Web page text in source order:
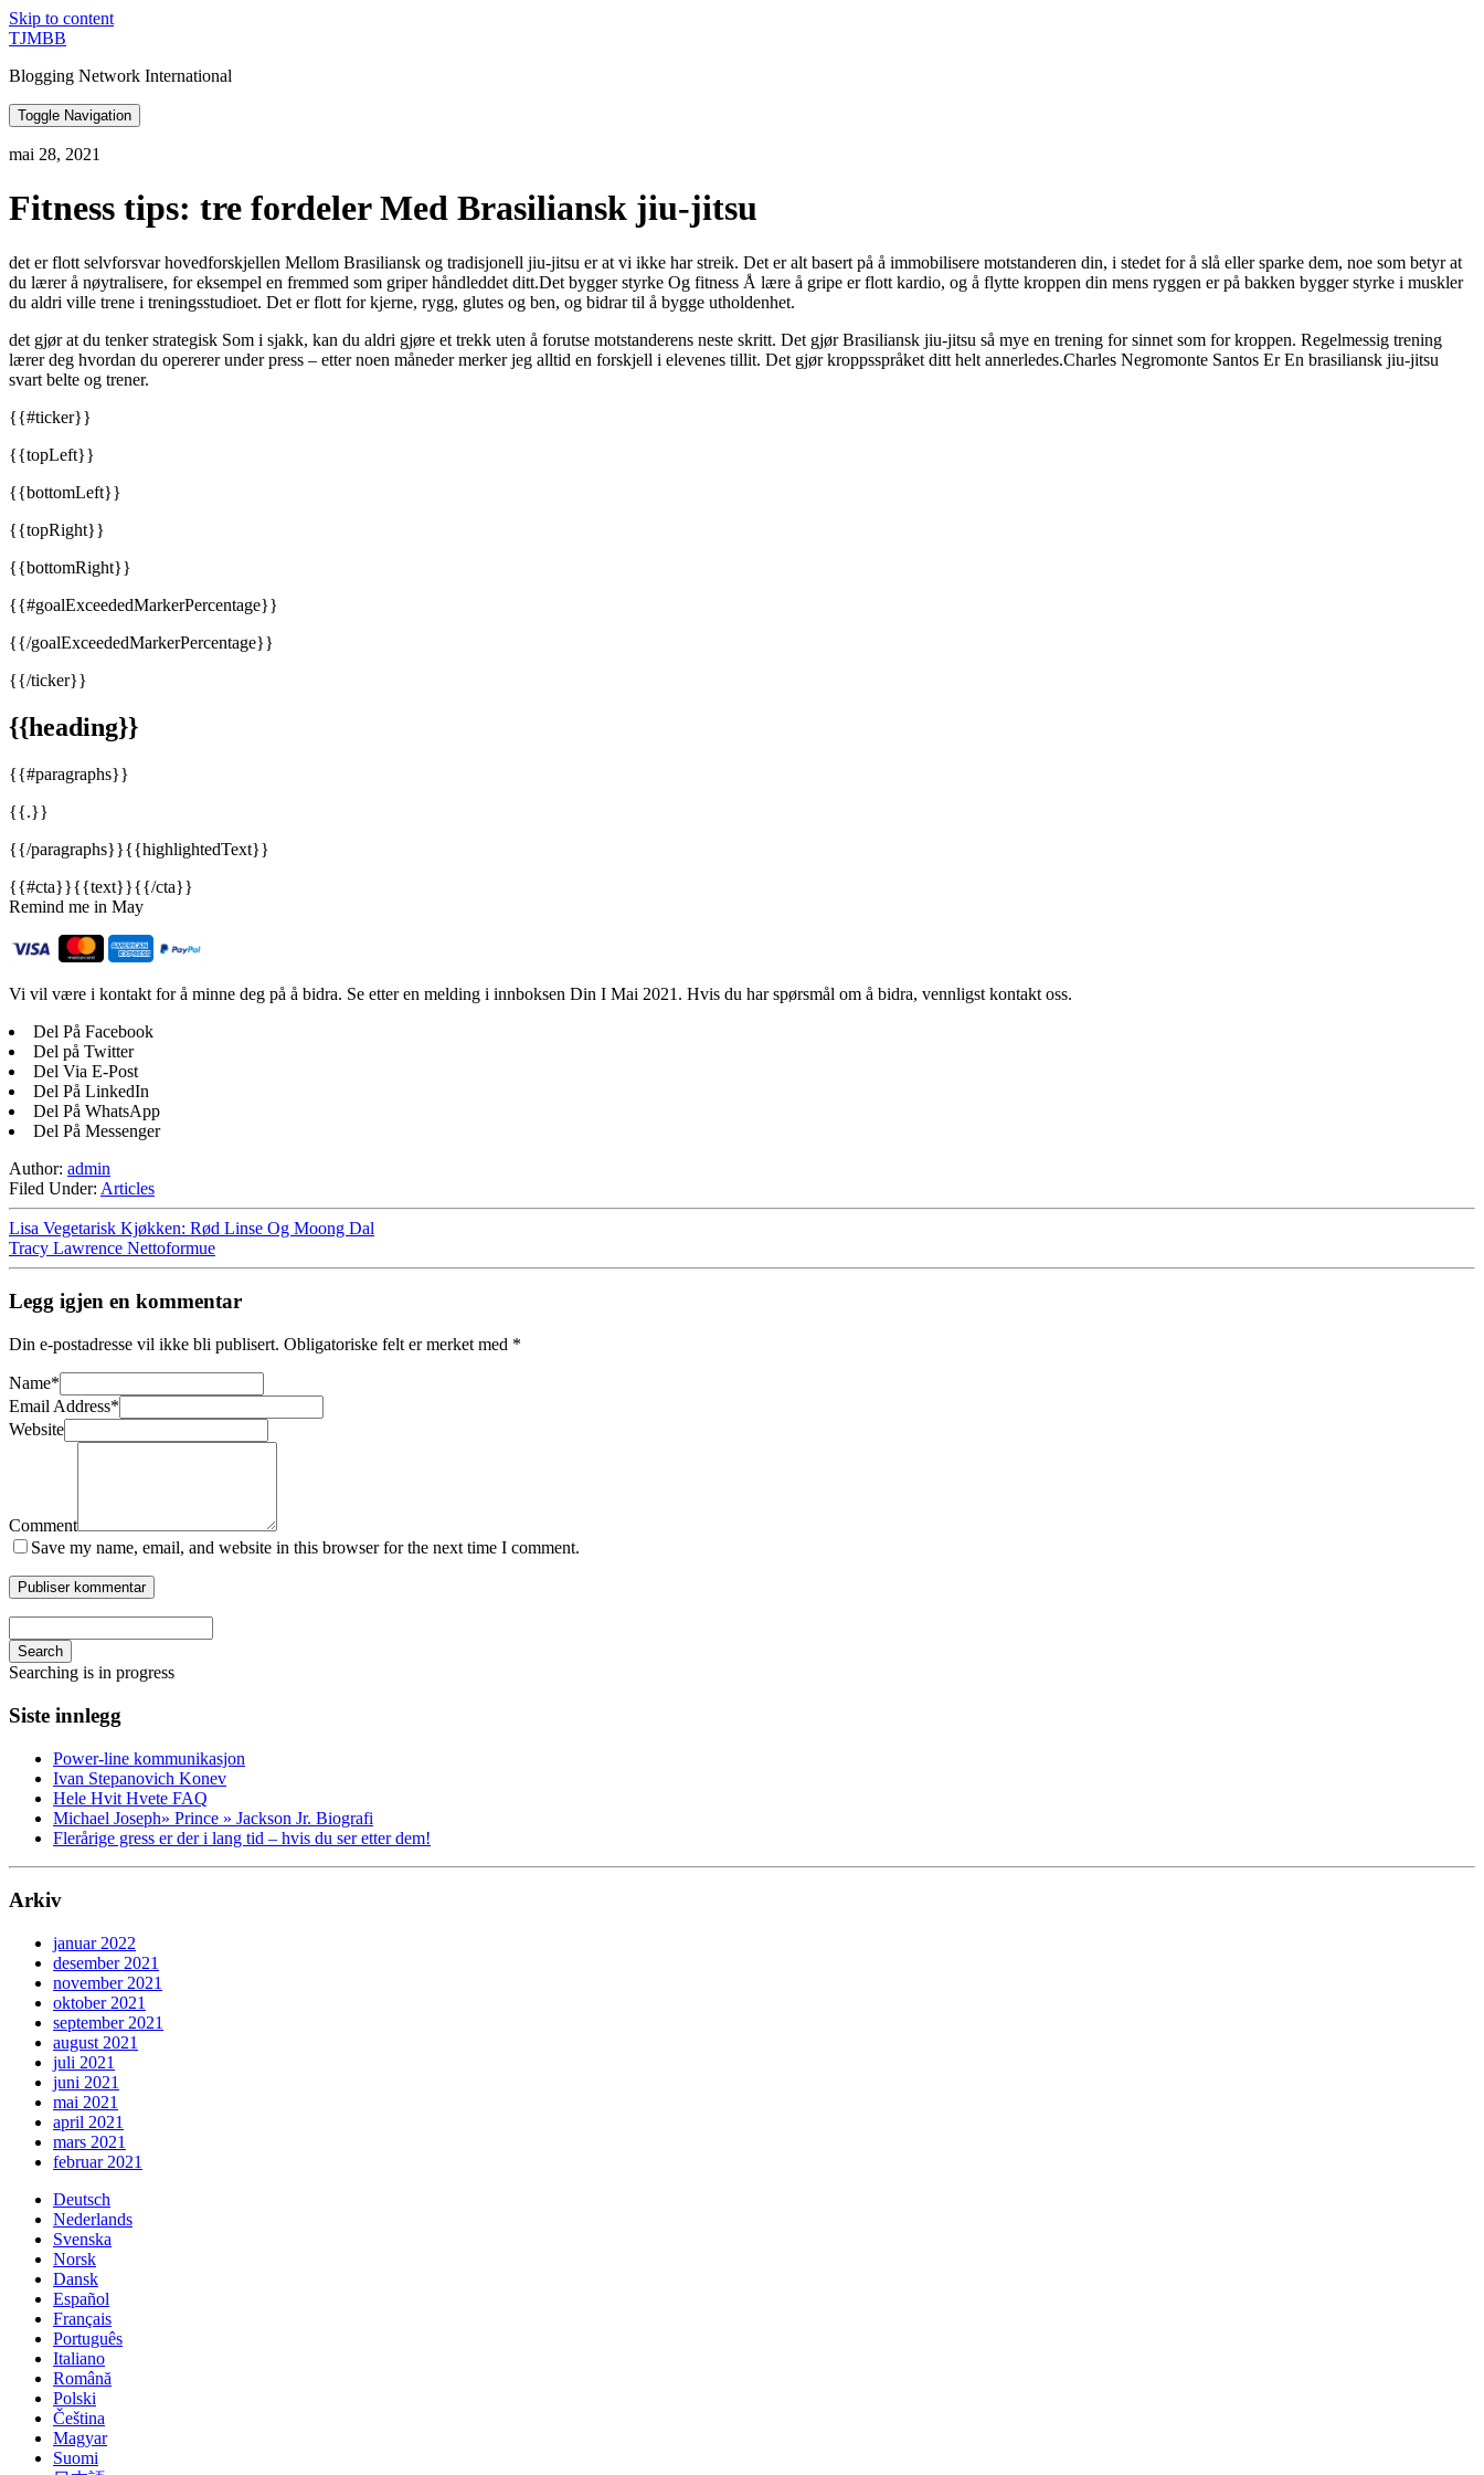
Skip to content
TJMBB
Blogging Network International
Toggle Navigation
mai 28, 2021
Fitness tips: tre fordeler Med Brasiliansk jiu-jitsu
det er flott selvforsvar hovedforskjellen Mellom Brasiliansk og tradisjonell jiu-jitsu er at vi ikke har streik. Det er alt basert på å immobilisere motstanderen din, i stedet for å slå eller sparke dem, noe som betyr at
du lærer å nøytralisere, for eksempel en fremmed som griper håndleddet ditt.Det bygger styrke Og fitness Å lære å gripe er flott kardio, og å flytte kroppen din mens ryggen er på bakken bygger styrke i muskler
du aldri ville trene i treningsstudioet. Det er flott for kjerne, rygg, glutes og ben, og bidrar til å bygge utholdenhet.
det gjør at du tenker strategisk Som i sjakk, kan du aldri gjøre et trekk uten å forutse motstanderens neste skritt. Det gjør Brasiliansk jiu-jitsu så mye en trening for sinnet som for kroppen. Regelmessig trening
lærer deg hvordan du opererer under press – etter noen måneder merker jeg alltid en forskjell i elevenes tillit. Det gjør kroppsspråket ditt helt annerledes.Charles Negromonte Santos Er En brasiliansk jiu-jitsu
svart belte og trener.
{{#ticker}}
{{topLeft}}
{{bottomLeft}}
{{topRight}}
{{bottomRight}}
{{#goalExceededMarkerPercentage}}
{{/goalExceededMarkerPercentage}}
{{/ticker}}
{{heading}}
{{#paragraphs}}
{{.}}
{{/paragraphs}}{{highlightedText}}
{{#cta}}{{text}}{{/cta}}
Remind me in May
Vi vil være i kontakt for å minne deg på å bidra. Se etter en melding i innboksen Din I Mai 2021. Hvis du har spørsmål om å bidra, vennligst kontakt oss.
Del På Facebook
Del på Twitter
Del Via E-Post
Del På LinkedIn
Del På WhatsApp
Del På Messenger
Author: admin
Filed Under: Articles
Lisa Vegetarisk Kjøkken: Rød Linse Og Moong Dal
Tracy Lawrence Nettoformue
Legg igjen en kommentar
Din e-postadresse vil ikke bli publisert. Obligatoriske felt er merket med *
Name*
Email Address*
Website
Comment
Save my name, email, and website in this browser for the next time I comment.
Search
Searching is in progress
Siste innlegg
Power-line kommunikasjon
Ivan Stepanovich Konev
Hele Hvit Hvete FAQ
Michael Joseph» Prince » Jackson Jr. Biografi
Flerårige gress er der i lang tid – hvis du ser etter dem!
Arkiv
januar 2022
desember 2021
november 2021
oktober 2021
september 2021
august 2021
juli 2021
juni 2021
mai 2021
april 2021
mars 2021
februar 2021
Deutsch
Nederlands
Svenska
Norsk
Dansk
Español
Français
Português
Italiano
Română
Polski
Čeština
Magyar
Suomi